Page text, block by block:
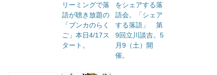
リーミングで落
語が聴き放題の
「ブンカのらく
ご」本日4/17ス
タート。
をシェアする落
語会。「シェア
する落語」 第
9回立川談吉。5
月9（土）開
催。